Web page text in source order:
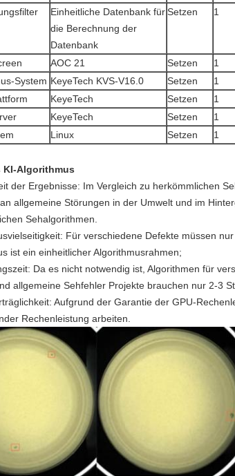
Einheitliche Datenbank für
die Berechnung der
Datenbank
Setzen 1
AOC 21 Setzen 1
System KeyeTech KVS-V16.0 Setzen 1
KeyeTech Setzen 1
KeyeTech Setzen 1
Linux Setzen 1
KI-Algorithmus
der Ergebnisse: Im Vergleich zu herkömmlichen
allgemeine Störungen in der Umwelt und im
Sehalgorithmen.
Für verschiedene Defekte müssen
ist ein einheitlicher Algorithmusrahmen;
Da es nicht notwendig ist, Algorithmen für
allgemeine Sehfehler Projekte brauchen nur 2-3
Aufgrund der Garantie der GPU-
Rechenleistung arbeiten.